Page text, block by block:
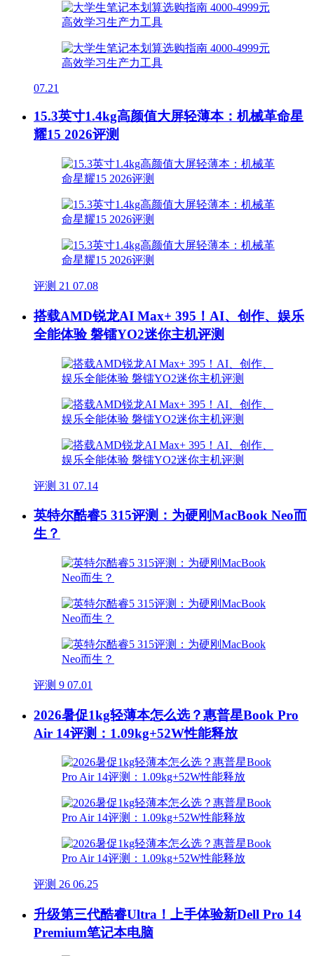
07.21
15.3英寸1.4kg高颜值大屏轻薄本：机械革命星
耀15 2026评测
评测 21 07.08
搭载AMD锐龙AI Max+ 395！AI、创作、娱乐
全能体验 磐镭YO2迷你主机评测
评测 31 07.14
英特尔酷睿5 315评测：为硬刚MacBook Neo而
生？
评测 9 07.01
2026暑促1kg轻薄本怎么选？惠普星Book Pro
Air 14评测：1.09kg+52W性能释放
评测 26 06.25
升级第三代酷睿Ultra！上手体验新Dell Pro 14
Premium笔记本电脑